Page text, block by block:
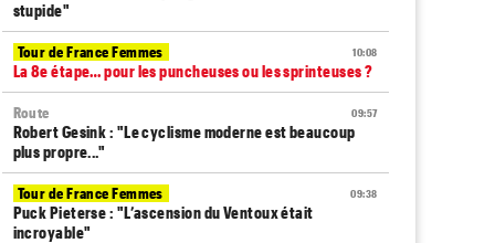
stupide"
10:08
Tour de France Femmes
La 8e étape… pour les puncheuses ou les sprinteuses ?
09:57
Route
Robert Gesink : "Le cyclisme moderne est beaucoup
plus propre..."
09:38
Tour de France Femmes
Puck Pieterse : "L’ascension du Ventoux était
incroyable"